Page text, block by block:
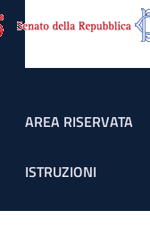
Footer
AREA RISERVATA
ISTRUZIONI